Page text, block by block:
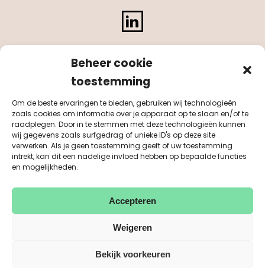
Beheer cookie
toestemming
Om de beste ervaringen te bieden, gebruiken wij technologieën
zoals cookies om informatie over je apparaat op te slaan en/of te
raadplegen. Door in te stemmen met deze technologieën kunnen
wij gegevens zoals surfgedrag of unieke ID's op deze site
verwerken. Als je geen toestemming geeft of uw toestemming
intrekt, kan dit een nadelige invloed hebben op bepaalde functies
en mogelijkheden.
Accepteren
Weigeren
Bekijk voorkeuren
KvK 55041884
BTW NL851542311B01
disclaimer